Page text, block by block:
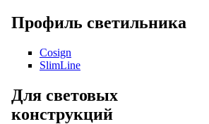
Профиль светильника
Cosign
SlimLine
Для световых
конструкций